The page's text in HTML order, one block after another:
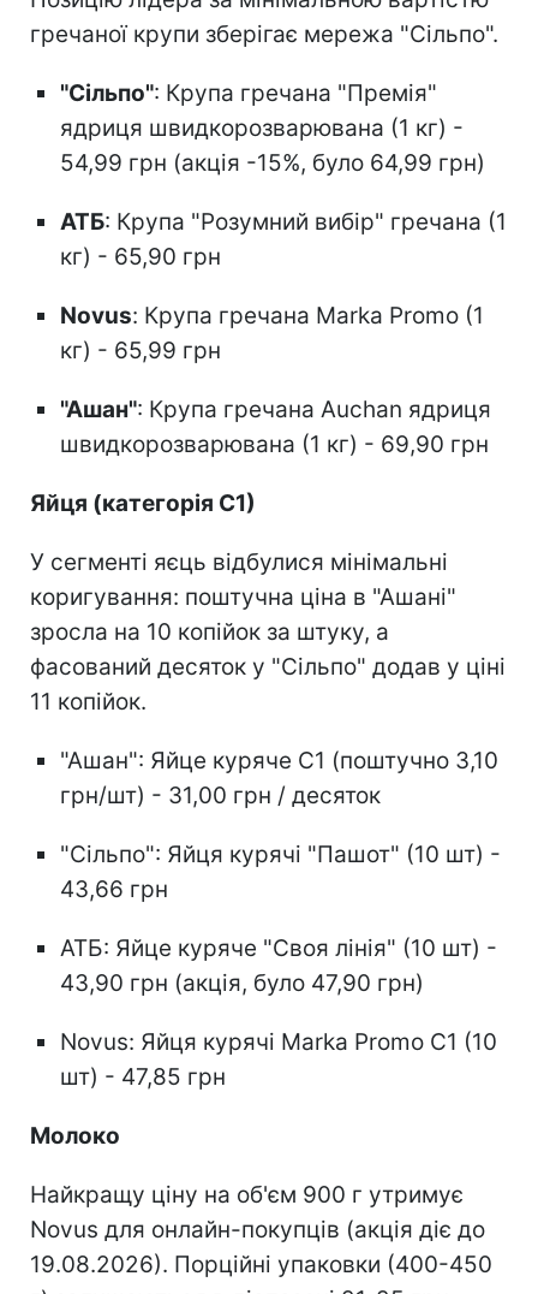
гречаної крупи зберігає мережа "Сільпо".
"Сільпо": Крупа гречана "Премія"
ядриця швидкорозварювана (1 кг) -
54,99 грн (акція -15%, було 64,99 грн)
АТБ: Крупа "Розумний вибір" гречана (1
кг) - 65,90 грн
Novus: Крупа гречана Marka Promo (1
кг) - 65,99 грн
"Ашан": Крупа гречана Auchan ядриця
швидкорозварювана (1 кг) - 69,90 грн
Яйця (категорія С1)
У сегменті яєць відбулися мінімальні
коригування: поштучна ціна в "Ашані"
зросла на 10 копійок за штуку, а
фасований десяток у "Сільпо" додав у ціні
11 копійок.
"Ашан": Яйце куряче С1 (поштучно 3,10
грн/шт) - 31,00 грн / десяток
"Сільпо": Яйця курячі "Пашот" (10 шт) -
43,66 грн
АТБ: Яйце куряче "Своя лінія" (10 шт) -
43,90 грн (акція, було 47,90 грн)
Novus: Яйця курячі Marka Promo С1 (10
шт) - 47,85 грн
Молоко
Найкращу ціну на об'єм 900 г утримує
Novus для онлайн-покупців (акція діє до
19.08.2026). Порційні упаковки (400-450